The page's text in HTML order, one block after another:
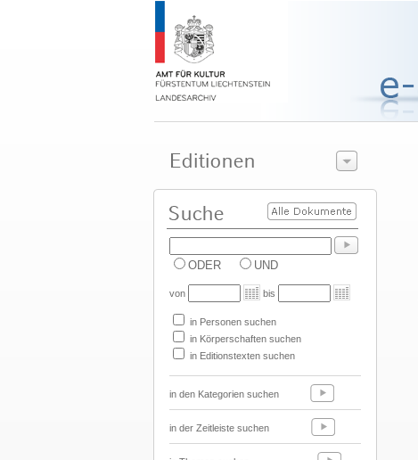
ODER UND
von bis
in Personen suchen
in Körperschaften suchen
in Editionstexten suchen
in den Kategorien suchen
in der Zeitleiste suchen